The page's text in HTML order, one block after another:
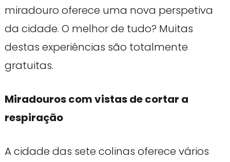
miradouro oferece uma nova perspetiva
da cidade. O melhor de tudo? Muitas
destas experiências são totalmente
gratuitas.
Miradouros com vistas de cortar a
respiração
A cidade das sete colinas oferece vários